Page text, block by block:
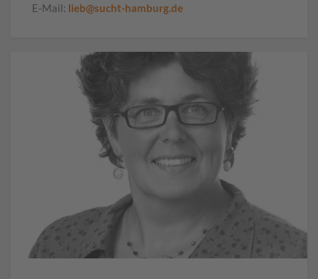
E-Mail: lieb@sucht-hamburg.de